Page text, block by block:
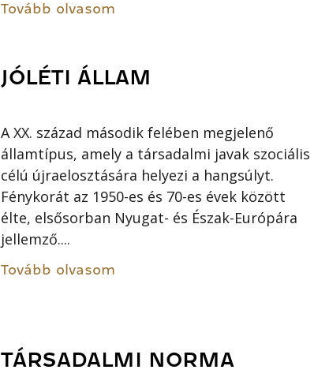
Tovább olvasom
JÓLÉTI ÁLLAM
A XX. század második felében megjelenő
államtípus, amely a társadalmi javak szociális
célú újraelosztására helyezi a hangsúlyt.
Fénykorát az 1950-es és 70-es évek között
élte, elsősorban Nyugat- és Észak-Európára
jellemző....
Tovább olvasom
TÁRSADALMI NORMA